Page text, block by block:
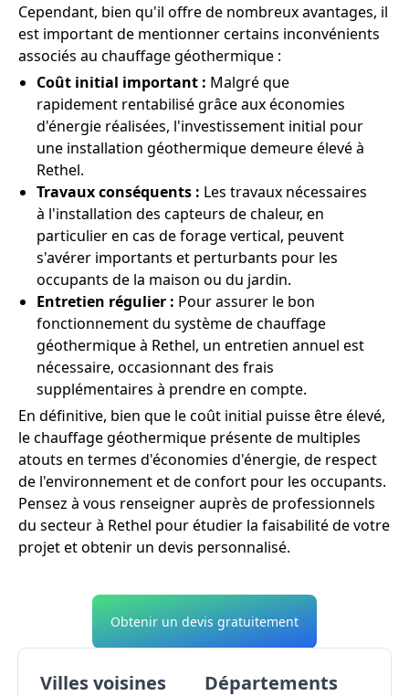
Cependant, bien qu'il offre de nombreux avantages, il
est important de mentionner certains inconvénients
associés au chauffage géothermique :
Coût initial important : Malgré que
rapidement rentabilisé grâce aux économies
d'énergie réalisées, l'investissement initial pour
une installation géothermique demeure élevé à
Rethel.
Travaux conséquents : Les travaux nécessaires
à l'installation des capteurs de chaleur, en
particulier en cas de forage vertical, peuvent
s'avérer importants et perturbants pour les
occupants de la maison ou du jardin.
Entretien régulier : Pour assurer le bon
fonctionnement du système de chauffage
géothermique à Rethel, un entretien annuel est
nécessaire, occasionnant des frais
supplémentaires à prendre en compte.
En définitive, bien que le coût initial puisse être élevé,
le chauffage géothermique présente de multiples
atouts en termes d'économies d'énergie, de respect
de l'environnement et de confort pour les occupants.
Pensez à vous renseigner auprès de professionnels
du secteur à Rethel pour étudier la faisabilité de votre
projet et obtenir un devis personnalisé.
Obtenir un devis gratuitement
Villes voisines Départements